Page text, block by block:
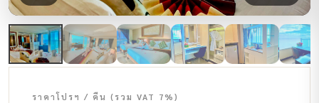
ราคาโปรฯ / คืน (รวม VAT 7%)